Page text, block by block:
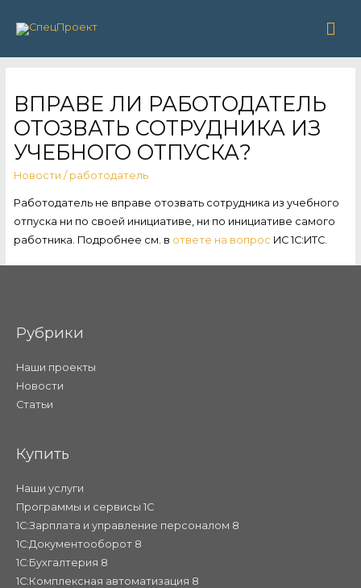
ВПРАВЕ ЛИ РАБОТОДАТЕЛЬ
ОТОЗВАТЬ СОТРУДНИКА ИЗ
УЧЕБНОГО ОТПУСКА?
Новости / работодатель
Работодатель не вправе отозвать сотрудника из учебного
отпуска ни по своей инициативе, ни по инициативе самого
работника. Подробнее см. в ответе на вопрос ИС 1С:ИТС.
Рубрики
Наши проекты
Новости
Статьи
Купить
Наши услуги
Программы и сервисы 1С
1С:Зарплата и управление персоналом 8
1С:Документооборот 8
1С:Бухгалтерия 8
1С:Комплексная автоматизация 8